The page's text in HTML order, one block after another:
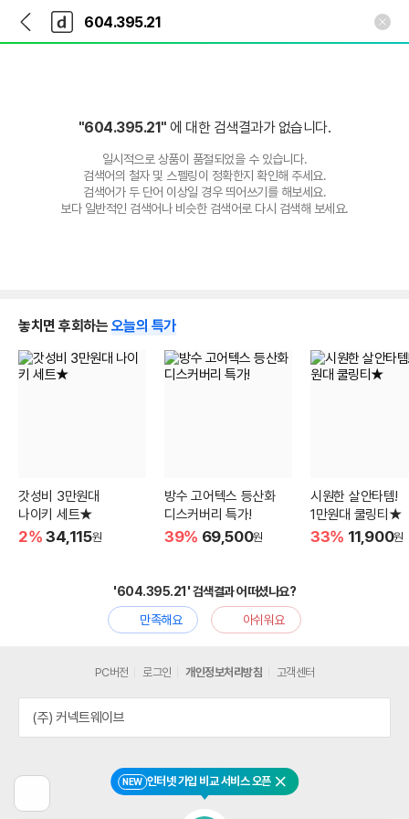
다
나
와
가
다
와
"604.395.21"에 대한 검색결과가 없습니다.
일시적으로 상품이 품절되었을 수 있습니다.
검색어의 철자 및 스펠링이 정확한지 확인해 주세요.
검색어가 두 단어 이상일 경우 띄어쓰기를 해보세요.
보다 일반적인 검색어나 비슷한 검색어로 다시 검색해 보세요.
놓치면 후회하는 오늘의 특가
갓성비 3만원대
나이키 세트★
2% 34,115원
방수 고어텍스 등산화
디스커버리 특가!
39% 69,500원
시원한 살안타템!
1만원대 쿨링티★
33% 11,900원
'604.395.21' 검색결과 어떠셨나요?
만족해요
아쉬워요
전
NEW 인터넷 가입 비교 서비스 오픈 닫기
PC버전 로그인 개인정보처리방침 고객센터
(주) 커넥트웨이브